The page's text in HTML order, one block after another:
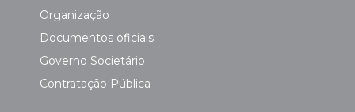
Organização
Documentos oficiais
Governo Societário
Contratação Pública